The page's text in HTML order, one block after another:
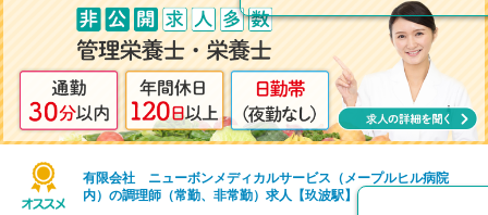
有限会社 ニューボンメディカルサービス（メープルヒル病院
内）の調理師（常勤、非常勤）求人【玖波駅】